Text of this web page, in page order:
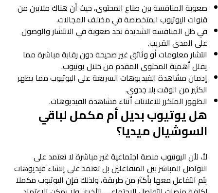
صعوبة المنافسة بين صناع المحتوى، حيث أن هناك ملايين من
قنوات اليوتيوب المتخصصة في مختلف المجالات.
في ظل المنافسة الشديدة نجد صعوبة في الانتشار والوصول
على المدى القريب.
انتشار معلومات أو وثائق غير صحيحة دون رقابة مباشرة مما
يقلل أهمية المحتوى المقدم من خلال يوتيوب.
إدمان مشاهدة الفيديوهات السريعة على اليوتيوب مما يظهر
الكثير من الوقت بلا جدوى.
الظهور المتكرر للاعلانات أثناء مشاهدة الفيديوهات.
هل يوتيوب بديل أم مكمل لباقي
السوشيال ميديا؟
لأ، لأن اليوتيوب منصة اجتماعية غير مباشرة لا تعتمد على
التواصل المباشر بين المتفاعلين بل تعتمد على إنشاء فيديوهات
يتم التفاعل معها بأكثر من طريقة، ولذلك فإن اليوتيوب مكملا